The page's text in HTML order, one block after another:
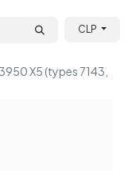
CLP
X5 (types 7143,